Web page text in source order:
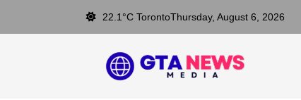
22.1°C TorontoThursday, August 6, 2026